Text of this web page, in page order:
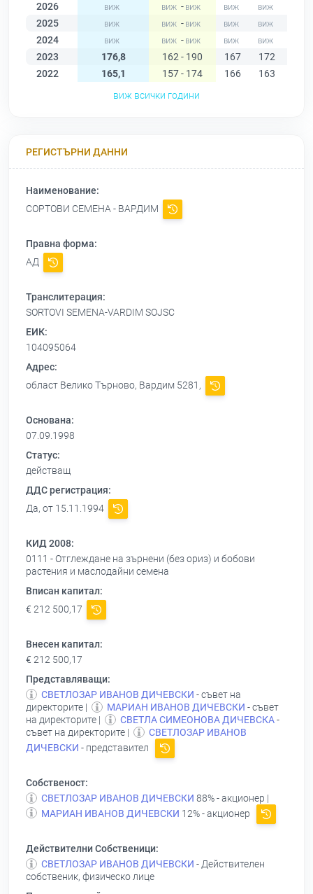
2026
-
2025
-
2024
-
2023
176,8 162 - 190 167 172
2022
165,1 157 - 174 166 163
виж всички години
РЕГИСТЪРНИ ДАННИ
Наименование:
СОРТОВИ СЕМЕНА - ВАРДИМ
Правна форма:
АД
Транслитерация:
SORTOVI SEMENA-VARDIM SOJSC
ЕИК:
104095064
Адрес:
област Велико Търново, Вардим 5281,
Основана:
07.09.1998
Статус:
действащ
ДДС регистрация:
Да, от 15.11.1994
КИД 2008:
0111 - Отглеждане на зърнени (без ориз) и бобови
растения и маслодайни семена
Вписан капитал:
€ 212 500,17
Внесен капитал:
€ 212 500,17
Представляващи:
СВЕТЛОЗАР ИВАНОВ ДИЧЕВСКИ - съвет на
директорите |
МАРИАН ИВАНОВ ДИЧЕВСКИ - съвет
на директорите |
СВЕТЛА СИМЕОНОВА ДИЧЕВСКА-
съвет на директорите |
СВЕТЛОЗАР ИВАНОВ
ДИЧЕВСКИ - представител
Собственост:
СВЕТЛОЗАР ИВАНОВ ДИЧЕВСКИ 88% - акционер |
МАРИАН ИВАНОВ ДИЧЕВСКИ 12% - акционер
Действителни Собственици:
СВЕТЛОЗАР ИВАНОВ ДИЧЕВСКИ - Действителен
собственик, физическо лице